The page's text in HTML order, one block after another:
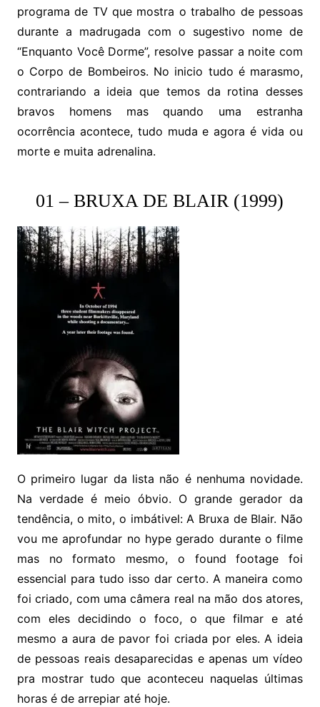
programa de TV que mostra o trabalho de pessoas
durante a madrugada com o sugestivo nome de
“Enquanto Você Dorme”, resolve passar a noite com
o Corpo de Bombeiros. No inicio tudo é marasmo,
contrariando a ideia que temos da rotina desses
bravos homens mas quando uma estranha
ocorrência acontece, tudo muda e agora é vida ou
morte e muita adrenalina.
01 – BRUXA DE BLAIR (1999)
O primeiro lugar da lista não é nenhuma novidade.
Na verdade é meio óbvio. O grande gerador da
tendência, o mito, o imbátivel: A Bruxa de Blair. Não
vou me aprofundar no hype gerado durante o filme
mas no formato mesmo, o found footage foi
essencial para tudo isso dar certo. A maneira como
foi criado, com uma câmera real na mão dos atores,
com eles decidindo o foco, o que filmar e até
mesmo a aura de pavor foi criada por eles. A ideia
de pessoas reais desaparecidas e apenas um vídeo
pra mostrar tudo que aconteceu naquelas últimas
horas é de arrepiar até hoje.